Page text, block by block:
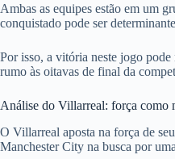
Ambas as equipes estão em um
conquistado pode ser
Por isso, a vitória neste jogo
rumo às oitavas de final da
Análise do Villarreal: força como
O Villarreal aposta na força de
Manchester City na busca por